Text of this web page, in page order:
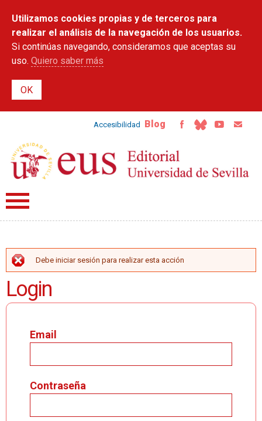
contenido
principal
Utilizamos cookies propias y de terceros para
realizar el análisis de la navegación de los usuarios.
Si continúas navegando, consideramos que aceptas su
uso. Quiero saber más
Accesibilidad Blog
MENSAJE DE ERROR
Debe iniciar sesión para realizar esta acción
Login
Email
Contraseña